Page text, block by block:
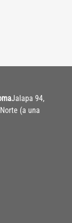
Jalapa 94,
(a una